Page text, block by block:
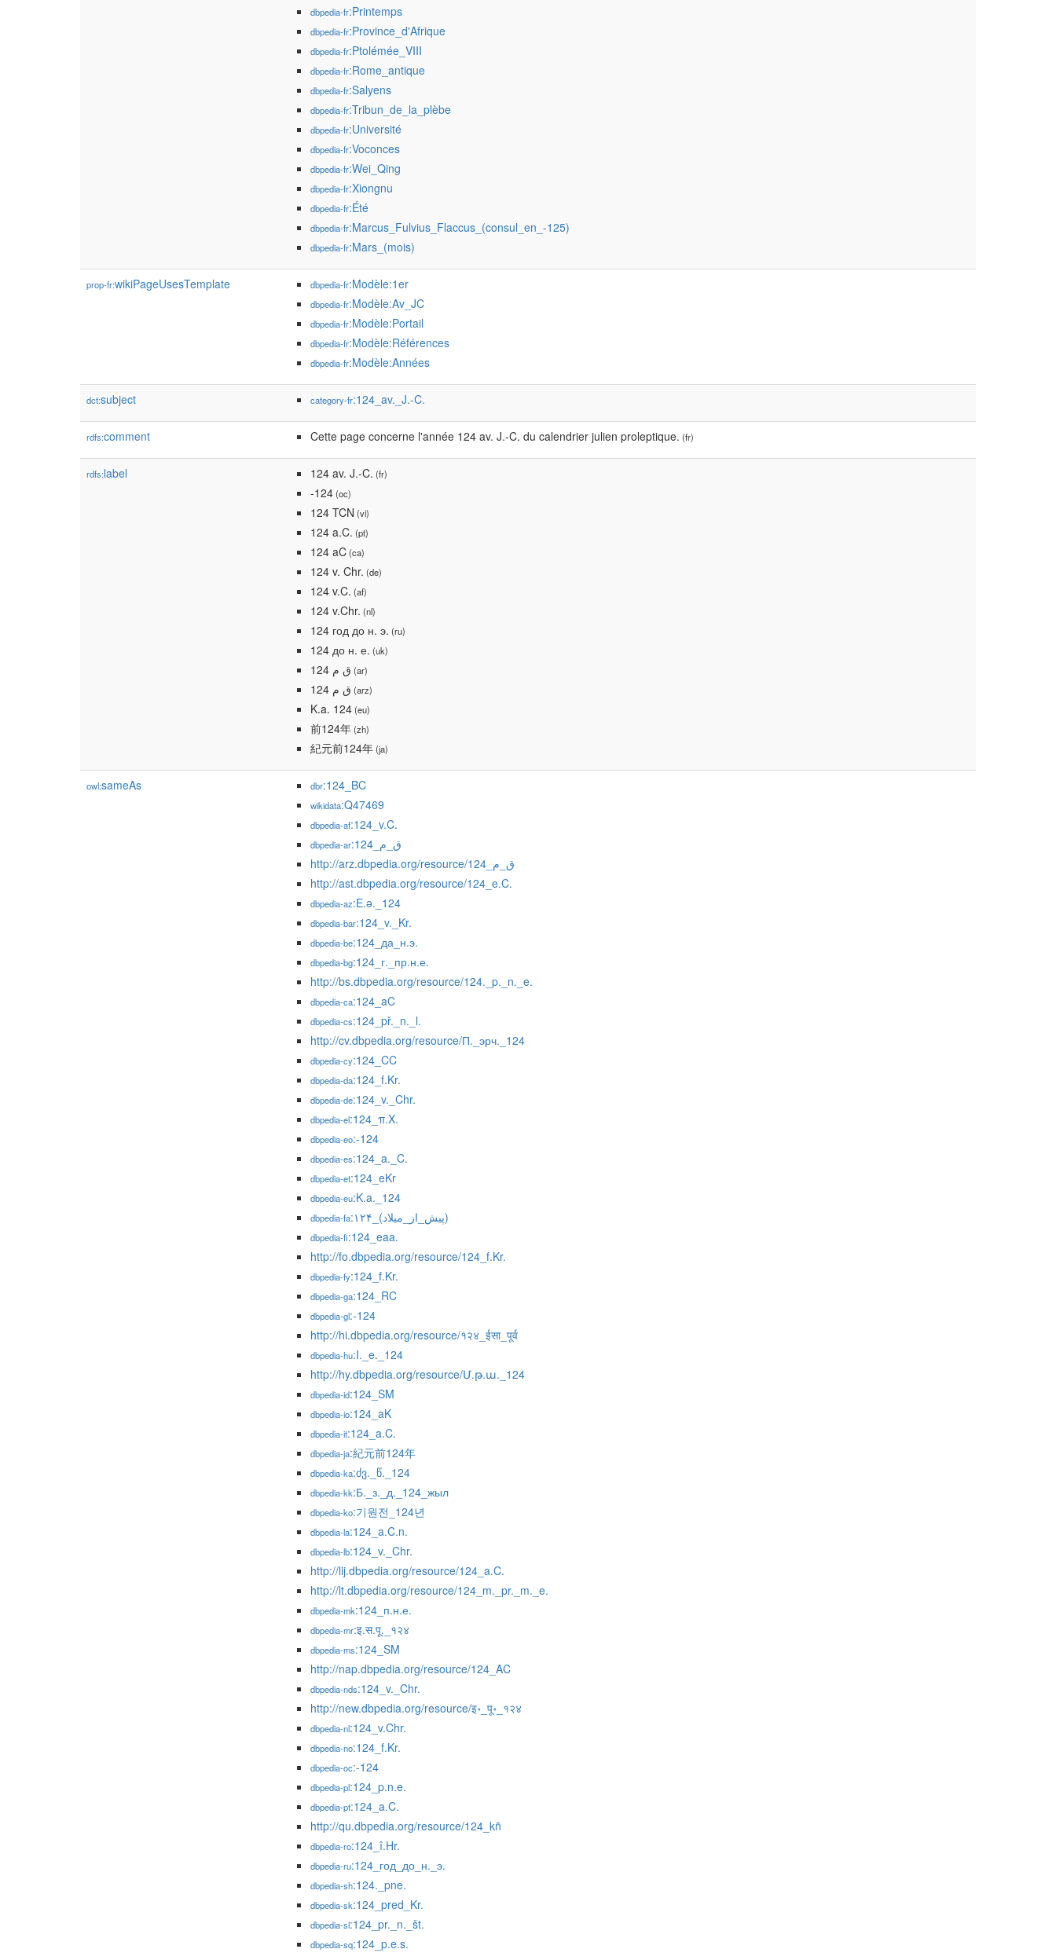
dbpedia-fr:Printemps
dbpedia-fr:Province_d'Afrique
dbpedia-fr:Ptolémée_VIII
dbpedia-fr:Rome_antique
dbpedia-fr:Salyens
dbpedia-fr:Tribun_de_la_plèbe
dbpedia-fr:Université
dbpedia-fr:Voconces
dbpedia-fr:Wei_Qing
dbpedia-fr:Xiongnu
dbpedia-fr:Été
dbpedia-fr:Marcus_Fulvius_Flaccus_(consul_en_-125)
dbpedia-fr:Mars_(mois)
prop-fr:wikiPageUsesTemplate dbpedia-fr:Modèle:1er
dbpedia-fr:Modèle:Av_JC
dbpedia-fr:Modèle:Portail
dbpedia-fr:Modèle:Références
dbpedia-fr:Modèle:Années
dct:subject category-fr:124_av._J.-C.
rdfs:comment Cette page concerne l'année 124 av. J.-C. du calendrier julien proleptique. (fr)
rdfs:label 124 av. J.-C. (fr)
-124(oc)
124 TCN (vi)
124 a.C. (pt)
124 aC(ca)
124 v. Chr. (de)
124 v.C. (af)
124 v.Chr. (nl)
124 год до н. э. (ru)
124 до н. е. (uk)
124 ق م (ar)
124 ق م (arz)
K.a. 124(eu)
前124年(zh)
紀元前124年(ja)
owl:sameAs dbr:124_BC
wikidata:Q47469
dbpedia-af:124_v.C.
dbpedia-ar
:124_ق_م
http://arz.dbpedia.org/resource/124_ق_م
http://ast.dbpedia.org/resource/124_e.C.
dbpedia-az:E.ə._124
dbpedia-bar:124_v._Kr.
dbpedia-be:124_да_н.э.
dbpedia-bg:124_г._пр.н.е.
http://bs.dbpedia.org/resource/124._p._n._e.
dbpedia-ca:124_aC
dbpedia-cs:124_př._n._l.
http://cv.dbpedia.org/resource/П._эрч._124
dbpedia-cy:124_CC
dbpedia-da:124_f.Kr.
dbpedia-de:124_v._Chr.
dbpedia-el:124_π.Χ.
dbpedia-eo:-124
dbpedia-es:124_a._C.
dbpedia-et:124_eKr
dbpedia-eu:K.a._124
dbpedia-fa :۱۲۴_(پیش_از_میلاد)
dbpedia-fi:124_eaa.
http://fo.dbpedia.org/resource/124_f.Kr.
dbpedia-fy:124_f.Kr.
dbpedia-ga:124_RC
dbpedia-gl:-124
http://hi.dbpedia.org/resource/१२४_ईसा_पूर्व
dbpedia-hu:I._e._124
http://hy.dbpedia.org/resource/Մ.թ.ա._124
dbpedia-id:124_SM
dbpedia-io:124_aK
dbpedia-it:124_a.C.
dbpedia-ja:紀元前124年
dbpedia-ka:ძვ._წ._124
dbpedia-kk:Б._з._д._124_жыл
dbpedia-ko:기원전_124년
dbpedia-la:124_a.C.n.
dbpedia-lb:124_v._Chr.
http://lij.dbpedia.org/resource/124_a.C.
http://lt.dbpedia.org/resource/124_m._pr._m._e.
dbpedia-mk:124_п.н.е.
dbpedia-mr:इ.स.पू._१२४
dbpedia-ms:124_SM
http://nap.dbpedia.org/resource/124_AC
dbpedia-nds:124_v._Chr.
http://new.dbpedia.org/resource/इ॰_पू॰_१२४
dbpedia-nl:124_v.Chr.
dbpedia-no:124_f.Kr.
dbpedia-oc:-124
dbpedia-pl:124_p.n.e.
dbpedia-pt:124_a.C.
http://qu.dbpedia.org/resource/124_kñ
dbpedia-ro:124_î.Hr.
dbpedia-ru:124_год_до_н._э.
dbpedia-sh:124._pne.
dbpedia-sk:124_pred_Kr.
dbpedia-sl:124_pr._n._št.
dbpedia-sq:124_p.e.s.